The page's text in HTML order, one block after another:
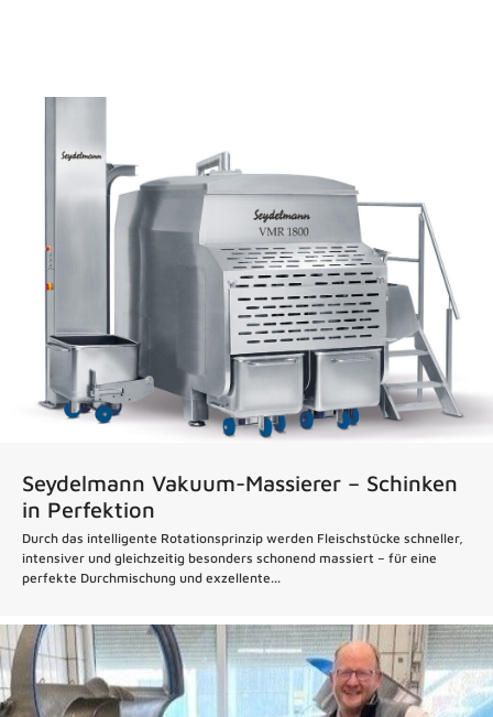
Seydelmann Vakuum-Massierer – Schinken
in Perfektion
Durch das intelligente Rotationsprinzip werden Fleischstücke schneller,
intensiver und gleichzeitig besonders schonend massiert – für eine
perfekte Durchmischung und exzellente...